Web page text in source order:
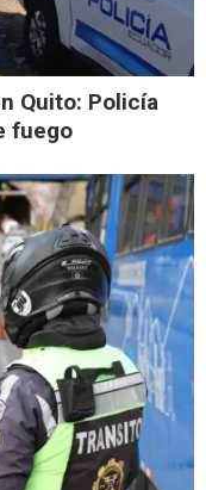
Quito: Policía
fuego